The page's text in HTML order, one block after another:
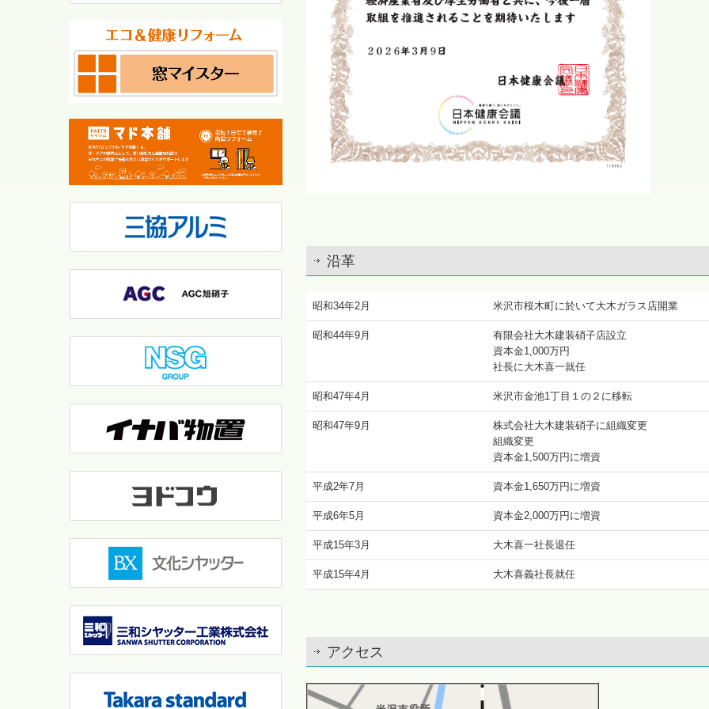
沿革
昭和34年2月 米沢市桜木町に於いて大木ガラス店開業
昭和44年9月
有限会社大木建装硝子店設立
資本金1,000万円
社長に大木喜一就任
昭和47年4月 米沢市金池1丁目１の２に移転
昭和47年9月
株式会社大木建装硝子に組織変更
組織変更
資本金1,500万円に増資
平成2年7月 資本金1,650万円に増資
平成6年5月 資本金2,000万円に増資
平成15年3月 大木喜一社長退任
平成15年4月 大木喜義社長就任
アクセス